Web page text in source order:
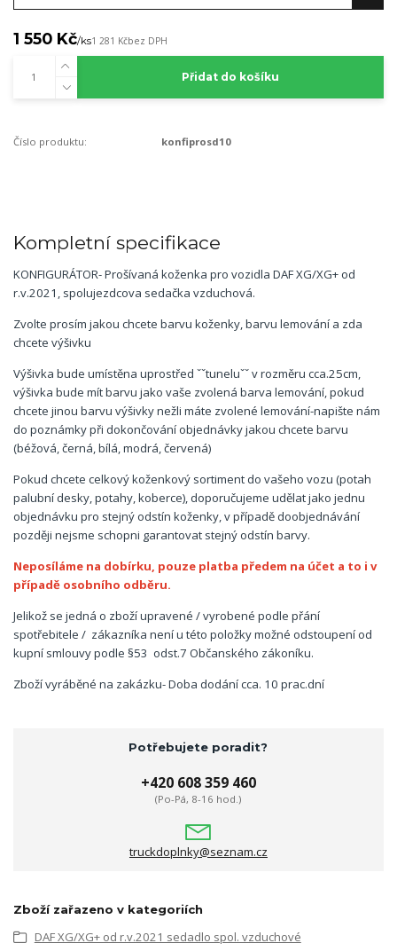
1 550 Kč/ks1 281 Kčbez DPH
Přidat do košíku
Číslo produktu: konfiprosd10
Kompletní specifikace
KONFIGURÁTOR- Prošívaná koženka pro vozidla DAF XG/XG+ od
r.v.2021, spolujezdcova sedačka vzduchová.
Zvolte prosím jakou chcete barvu koženky, barvu lemování a zda
chcete výšivku
Výšivka bude umístěna uprostřed ˇˇtuneluˇˇ v rozměru cca.25cm,
výšivka bude mít barvu jako vaše zvolená barva lemování, pokud
chcete jinou barvu výšivky nežli máte zvolené lemování-napište nám
do poznámky při dokončování objednávky jakou chcete barvu
(béžová, černá, bílá, modrá, červená)
Pokud chcete celkový koženkový sortiment do vašeho vozu (potah
palubní desky, potahy, koberce), doporučujeme udělat jako jednu
objednávku pro stejný odstín koženky, v případě doobjednávání
později nejsme schopni garantovat stejný odstín barvy.
Neposíláme na dobírku, pouze platba předem na účet a to i v
případě osobního odběru.
Jelikož se jedná o zboží upravené / vyrobené podle přání
spotřebitele / zákazníka není u této položky možné odstoupení od
kupní smlouvy podle §53 odst.7 Občanského zákoníku.
Zboží vyráběné na zakázku- Doba dodání cca. 10 prac.dní
Potřebujete poradit?
+420 608 359 460
(Po-Pá, 8-16 hod.)
truckdoplnky@seznam.cz
Zboží zařazeno v kategoriích
DAF XG/XG+ od r.v.2021 sedadlo spol. vzduchové